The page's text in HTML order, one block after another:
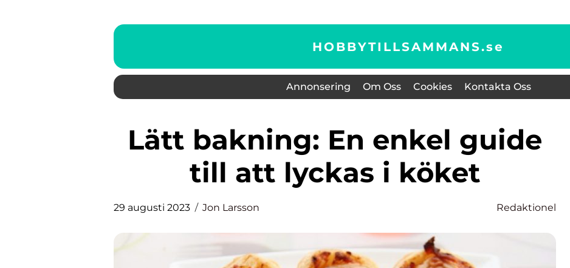
HOBBYTILLSAMMANS.se
Annonsering Om Oss Cookies Kontakta Oss
Lätt bakning: En enkel guide
till att lyckas i köket
29 augusti 2023 Jon Larsson Redaktionel